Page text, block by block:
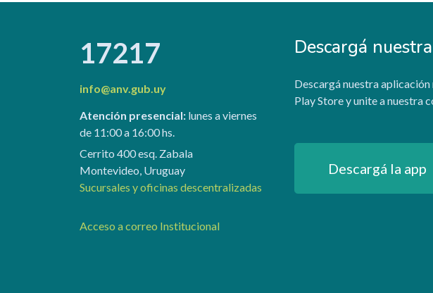
17217
info@anv.gub.uy
Atención presencial:lunes a viernes
de 11:00 a 16:00 hs.
Cerrito 400 esq. Zabala
Montevideo, Uruguay
Sucursales y oficinas descentralizadas
Acceso a correo Institucional
Descargá
Descargá nuestra
Play Store y unite a nuestra
Descargá la app